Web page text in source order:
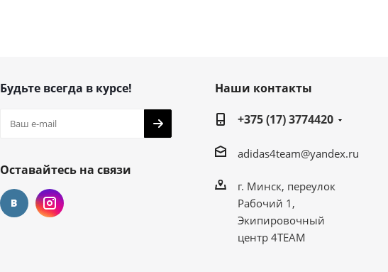
Будьте всегда в курсе!
Оставайтесь на связи
Наши контакты
+375 (17) 3774420
adidas4team@yandex.ru
г. Минск, переулок
Рабочий 1,
Экипировочный
центр 4TEAM